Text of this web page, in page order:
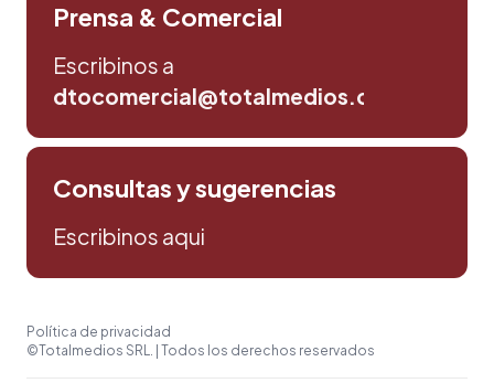
Prensa & Comercial
Escribinos a
dtocomercial@totalmedios.com
Consultas y sugerencias
Escribinos aqui
Política de privacidad
©Totalmedios SRL. | Todos los derechos reservados